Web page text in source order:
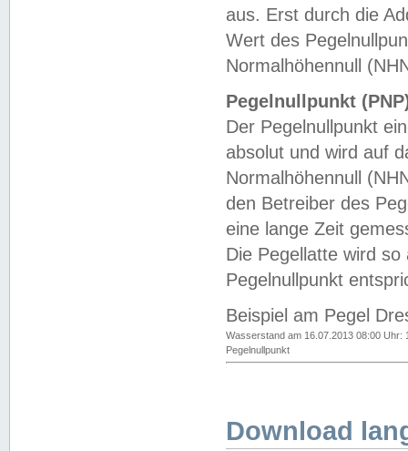
aus. Erst durch die
Wert des
Normalhöhennull
Pegelnullpunkt
Der Pegelnullpunkt
absolut und wird auf
Normalhöhennull
den Betreiber des
eine lange Zeit
Die Pegellatte wird
Pegelnullpunkt
Beispiel am Pegel
Wasserstand am 16.07.2013 08:00 Uhr:
Pegelnullpunkt
Download